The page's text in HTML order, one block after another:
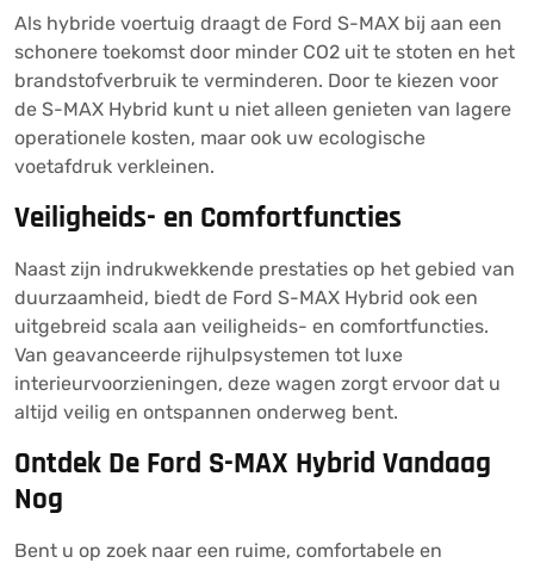
Als hybride voertuig draagt de Ford S-MAX bij aan een
schonere toekomst door minder CO2 uit te stoten en het
brandstofverbruik te verminderen. Door te kiezen voor
de S-MAX Hybrid kunt u niet alleen genieten van lagere
operationele kosten, maar ook uw ecologische
voetafdruk verkleinen.
Veiligheids- en Comfortfuncties
Naast zijn indrukwekkende prestaties op het gebied van
duurzaamheid, biedt de Ford S-MAX Hybrid ook een
uitgebreid scala aan veiligheids- en comfortfuncties.
Van geavanceerde rijhulpsystemen tot luxe
interieurvoorzieningen, deze wagen zorgt ervoor dat u
altijd veilig en ontspannen onderweg bent.
Ontdek De Ford S-MAX Hybrid Vandaag
Nog
Bent u op zoek naar een ruime, comfortabele en